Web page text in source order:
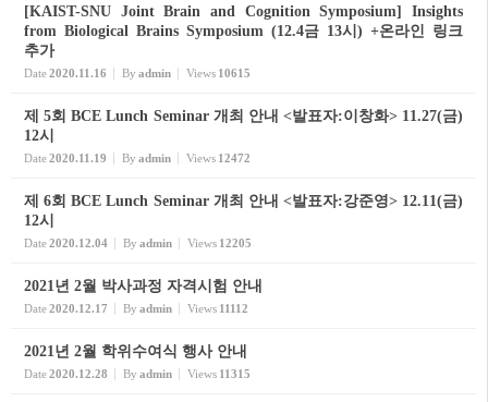
[KAIST-SNU Joint Brain and Cognition Symposium] Insights
from Biological Brains Symposium (12.4금 13시) +온라인 링크
추가
Date2020.11.16 By admin Views 10615
제 5회 BCE Lunch Seminar 개최 안내 <발표자:이창화> 11.27(금)
12시
Date2020.11.19 By admin Views 12472
제 6회 BCE Lunch Seminar 개최 안내 <발표자:강준영> 12.11(금)
12시
Date2020.12.04 By admin Views 12205
2021년 2월 박사과정 자격시험 안내
Date2020.12.17 By admin Views 11112
2021년 2월 학위수여식 행사 안내
Date2020.12.28 By admin Views 11315